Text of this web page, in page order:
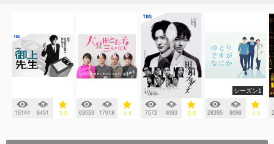
15144 6451 3.9 63053 17918 4.4 7572 4093 3.5
シーズン1
28395 9099 4.1